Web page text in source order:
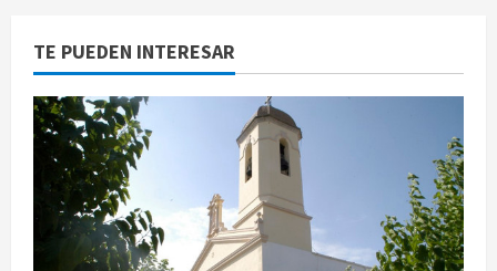
TE PUEDEN INTERESAR